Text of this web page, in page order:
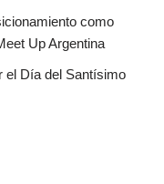
como
Up Argentina
el Día del Santísimo